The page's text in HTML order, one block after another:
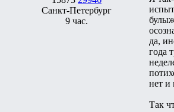
Санкт-Петербург
9 час.
да,
года
нет и
Так